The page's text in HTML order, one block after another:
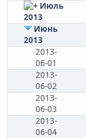
Июль
2013
Июнь
2013
2013-
06-01
2013-
06-02
2013-
06-03
2013-
06-04